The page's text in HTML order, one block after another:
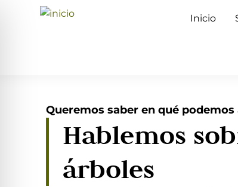
Inicio
Queremos saber en qué
Hablemos
árboles